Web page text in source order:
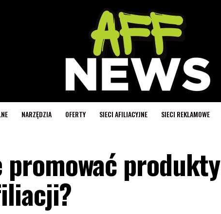
NARZĘDZIA OFERTY SIECI AFILIACYJNE SIECI REKLAMOWE
produkty